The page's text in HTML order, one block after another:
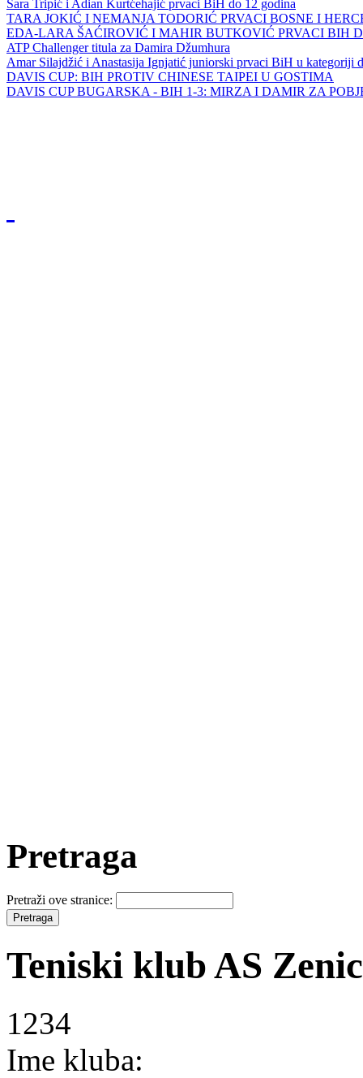
Sara Tripić i Adian Kurtćehajić prvaci BiH do 12 godina
TARA JOKIĆ I NEMANJA TODORIĆ PRVACI BOSNE I
EDA-LARA ŠAĆIROVIĆ I MAHIR BUTKOVIĆ PRVACI BIH
ATP Challenger titula za Damira Džumhura
Amar Silajdžić i Anastasija Ignjatić juniorski prvaci BiH u kategoriji
DAVIS CUP: BIH PROTIV CHINESE TAIPEI U GOSTIMA
DAVIS CUP BUGARSKA - BIH 1-3: MIRZA I DAMIR ZA
Pretraga
Pretraži ove stranice:
Teniski klub AS
1234
Ime kluba: